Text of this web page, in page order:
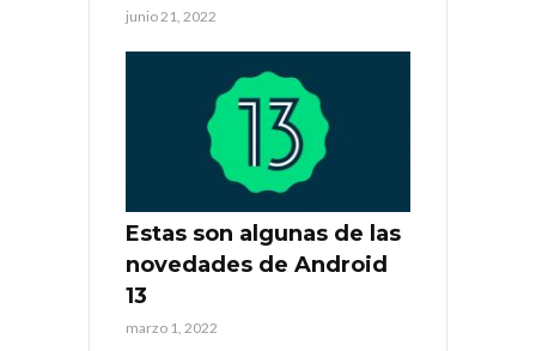
junio 21, 2022
Estas son algunas de las
novedades de Android
13
marzo 1, 2022